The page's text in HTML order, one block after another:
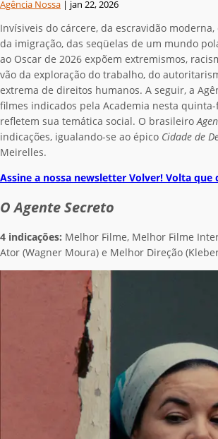
Agência Nossa | jan 22, 2026
Invísiveis do cárcere, da escravidão
da imigração, das seqüelas de um mundo
ao Oscar de 2026 expõem extremismos,
vão da exploração do trabalho, do
extrema de direitos humanos. A seguir, a
filmes indicados pela Academia nesta quinta-
refletem sua temática social. O brasileiro
indicações, igualando-se ao épico Cidade de
Meirelles.
Assine a nossa newsletter Volver! Volta que
O Agente Secreto
4 indicações: Melhor Filme, Melhor Filme
Ator (Wagner Moura) e Melhor Direção